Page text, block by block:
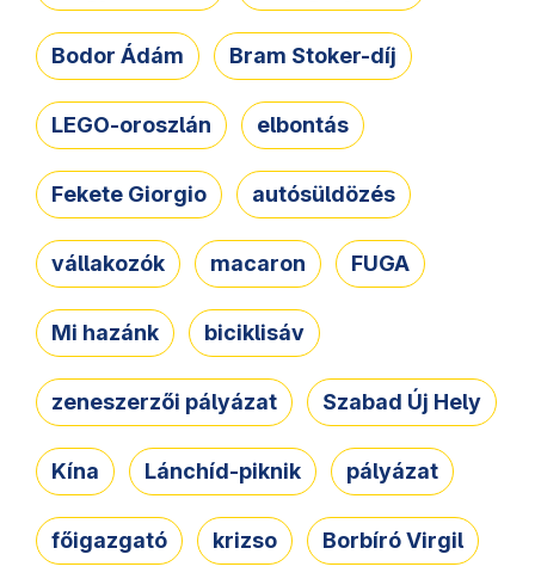
Bodor Ádám Bram Stoker-díj
LEGO-oroszlán elbontás
Fekete Giorgio autósüldözés
vállakozók macaron FUGA
Mi hazánk biciklisáv
zeneszerzői pályázat Szabad Új Hely
Kína Lánchíd-piknik pályázat
főigazgató krizso Borbíró Virgil